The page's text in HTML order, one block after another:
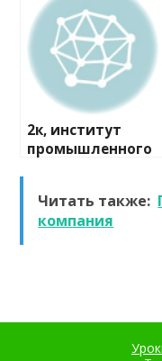
2к, институт
промышленного
Читать также:
компания